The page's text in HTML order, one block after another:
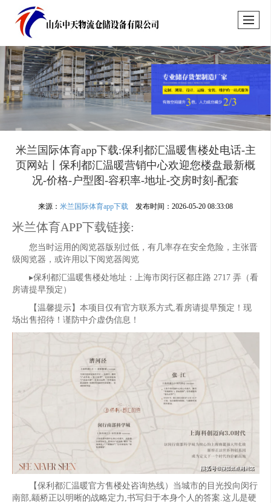
米兰国际体育app下载:保利都汇温暖售楼处电话-主
页网站丨保利都汇温暖营销中心欢迎您楼盘最新概
况-价格-户型图-容积率-地址-交房时刻-配套
来源：米兰国际体育app下载 发布时间：2026-05-20 08:33:08
米兰体育APP下载链接:
您当时运用的阅览器版别过低，有几率存在安全危险，主张晋
级阅览器，或许用以下阅览器阅览
▸保利都汇温暖售楼处地址：上海市闵行区都庄路 2717 弄（看
房请提早预定）
【温馨提示】本项目仅有官方联系方式,看房请提早预定！现
场出售招待！谨防中介虚伪信息！
【保利都汇温暖官方售楼处咨询热线）当城市的目光投向闵行
南部,颛桥正以明晰的战略定力,书写归于本身个人的答案.这儿是硬